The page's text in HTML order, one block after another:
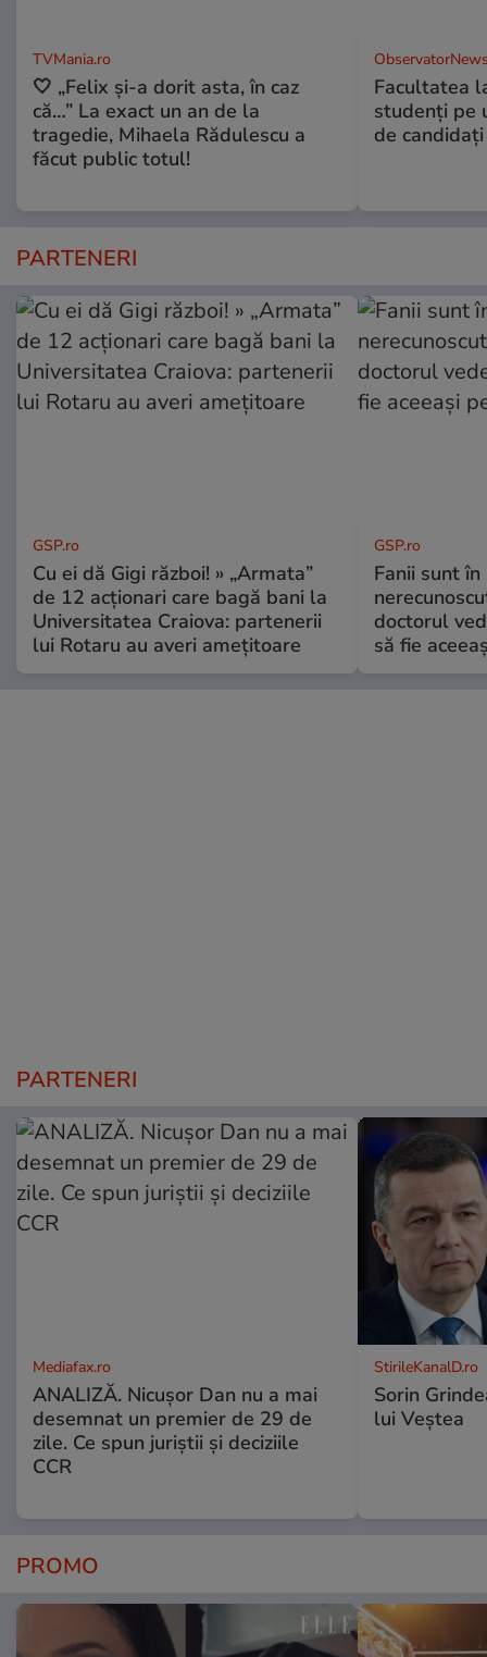
TVMania.ro
🤍 „Felix și-a dorit asta, în caz
că…” La exact un an de la
tragedie, Mihaela Rădulescu a
făcut public totul!
Facultatea
studenţi pe
de candidaţi
PARTENERI
GSP.ro
Cu ei dă Gigi război! » „Armata”
de 12 acționari care bagă bani la
Universitatea Craiova: partenerii
lui Rotaru au averi amețitoare
GSP.ro
Fanii sunt în
doctorul
să fie
PARTENERI
Mediafax.ro
ANALIZĂ. Nicușor Dan nu a mai
desemnat un premier de 29 de
zile. Ce spun juriștii și deciziile
CCR
StirileKanalD.ro
Sorin
lui Veștea
PROMO